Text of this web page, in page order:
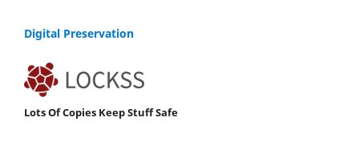
Digital Preservation
Lots Of Copies Keep Stuff Safe